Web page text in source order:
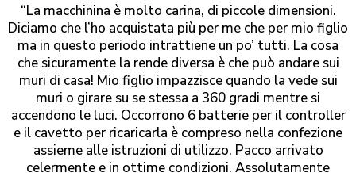
“La macchinina è molto carina, di piccole dimensioni.
Diciamo che l’ho acquistata più per me che per mio figlio
ma in questo periodo intrattiene un po’ tutti. La cosa
che sicuramente la rende diversa è che può andare sui
muri di casa! Mio figlio impazzisce quando la vede sui
muri o girare su se stessa a 360 gradi mentre si
accendono le luci. Occorrono 6 batterie per il controller
e il cavetto per ricaricarla è compreso nella confezione
assieme alle istruzioni di utilizzo. Pacco arrivato
celermente e in ottime condizioni. Assolutamente